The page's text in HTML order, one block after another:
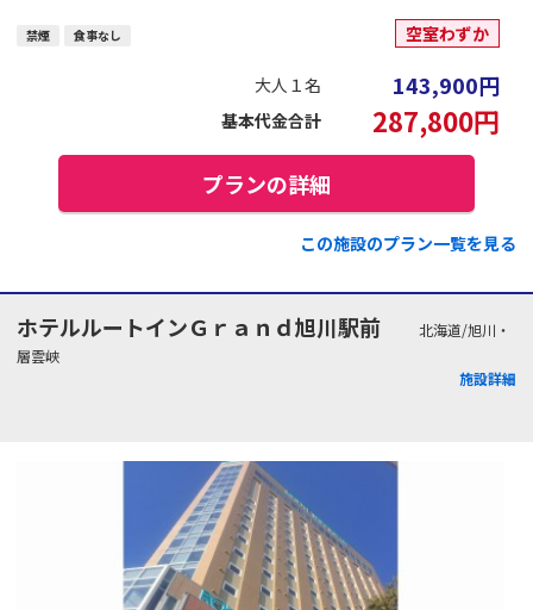
禁煙 食事なし 空室わずか
大人１名 143,900円
基本代金合計 287,800円
プランの詳細
この施設のプラン一覧を見る
ホテルルートインＧｒａｎｄ旭川駅前
北海道/旭川・
層雲峡
施設詳細